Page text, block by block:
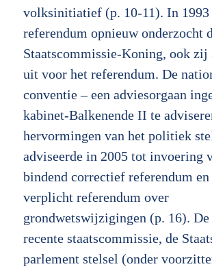
volksinitiatief (p. 10-11). In 1993
referendum opnieuw onderzocht
Staatscommissie-Koning, ook zij
uit voor het referendum. De
conventie – een adviesorgaan
kabinet-Balkenende II te
hervormingen van het politiek
adviseerde in 2005 tot invoering
bindend correctief referendum en
verplicht referendum over
grondwetswijzigingen (p. 16). De
recente staatscommissie, de
parlement stelsel (onder